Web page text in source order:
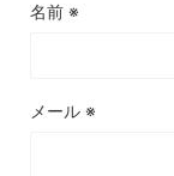
名前 ※
メール ※